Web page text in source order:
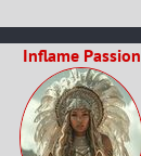
Inflame Passion